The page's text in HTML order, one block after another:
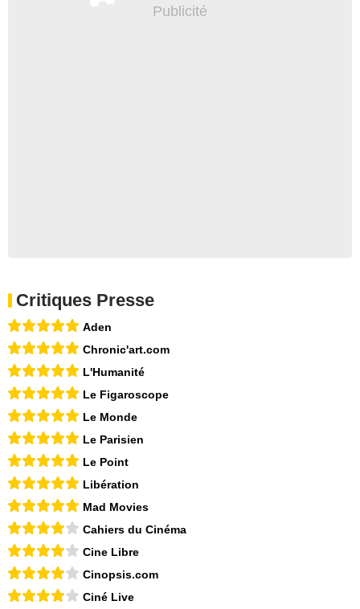
Critiques Presse
Aden
Chronic'art.com
L'Humanité
Le Figaroscope
Le Monde
Le Parisien
Le Point
Libération
Mad Movies
Cahiers du Cinéma
Cine Libre
Cinopsis.com
Ciné Live